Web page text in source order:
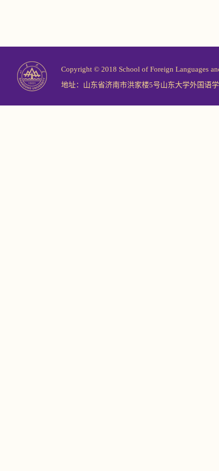
Copyright © 2018 School of Foreign Languages
地址：山东省济南市洪家楼5号山东大学外国语